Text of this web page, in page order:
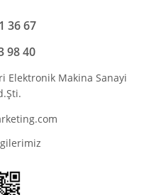
36 67
98 40
Elektronik Makina Sanayi